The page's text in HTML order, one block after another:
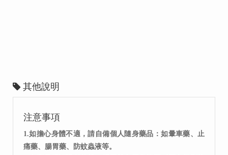
其他說明
注意事項
1.如擔心身體不適，請自備個人隨身藥品：如暈車藥、止
痛藥、腸胃藥、防蚊蟲液等。